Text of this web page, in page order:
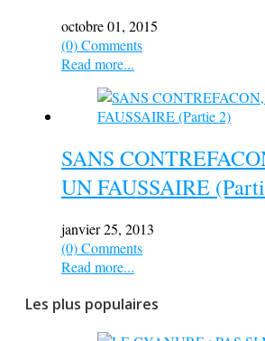
octobre 01, 2015
(0) Comments
Read more...
SANS
UN FAUSSAIRE
janvier 25, 2013
(0) Comments
Read more...
Les plus populaires